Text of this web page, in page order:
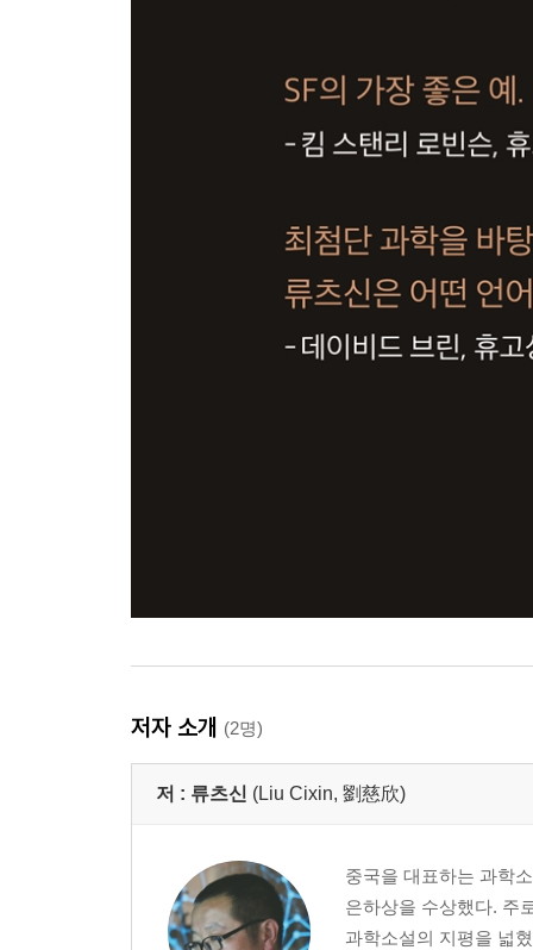
저자 소개 (2명)
저 : 류츠신 (Liu Cixin, 劉慈欣)
중국을 대표하는 과학
은하상을 수상했다. 주
과학소설의 지평을 넓